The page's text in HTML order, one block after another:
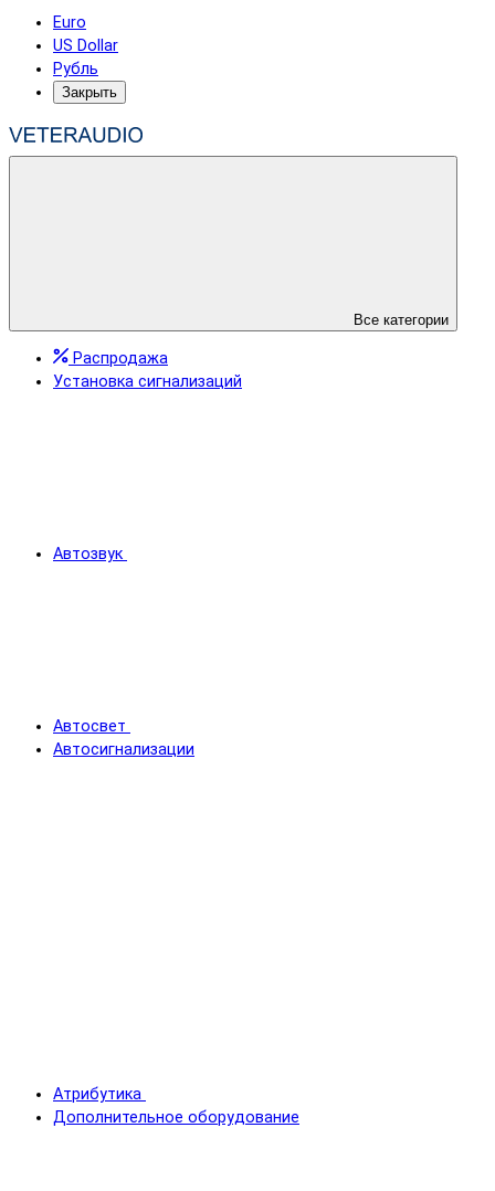
Euro
US Dollar
Рубль
Закрыть
Все категории
Распродажа
Установка сигнализаций
Автозвук
Автосвет
Автосигнализации
Атрибутика
Дополнительное оборудование